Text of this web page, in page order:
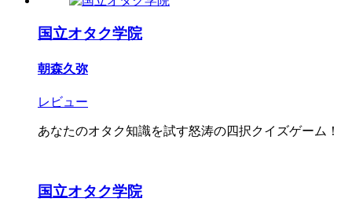
国立オタク学院
朝森久弥
レビュー
あなたのオタク知識を試す怒涛の四択クイズゲーム！
国立オタク学院